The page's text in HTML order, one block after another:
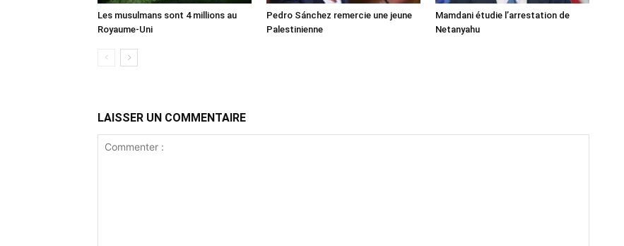
Les musulmans sont 4 millions au
Royaume-Uni
Pedro Sánchez remercie une jeune
Palestinienne
Mamdani étudie l’arrestation de
Netanyahu
LAISSER UN COMMENTAIRE